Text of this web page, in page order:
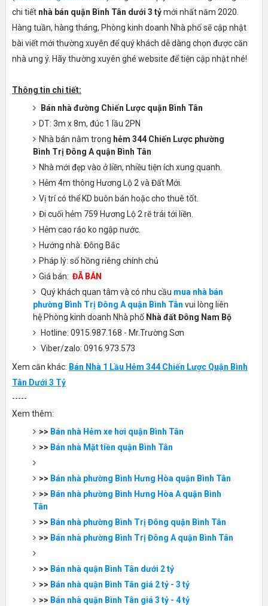
chi tiết nhà bán quận Bình Tân dưới 3 tỷmới nhất năm 2020.
Hàng tuần, hàng tháng, Phòng kinh doanh Nhà phố sẽ cập nhật
bài viết mới thường xuyên để quý khách dễ dàng chọn được căn
nhà ưng ý. Hãy thường xuyên ghé website để tiện cập nhật nhé!
Thông tin chi tiết:
Bán nhà đường Chiến Lược quận Bình Tân
DT: 3m x 8m, đúc 1 lầu 2PN
Nhà bán nằm trong hẻm 344 Chiến Lược phường
Bình Trị Đông A quận Bình Tân
Nhà mới đẹp vào ở liền, nhiều tiện ích xung quanh.
Hẻm 4m thông Hương Lộ 2 và Đất Mới.
Vị trí có thể KD buôn bán hoặc cho thuê tốt.
Đi cuối hẻm 759 Hương Lộ 2 rẽ trái tới liền.
Hẻm cao ráo ko ngập nước.
Hướng nhà: Đông Bắc
Pháp lý: sổ hồng riêng chính chủ
Giá bán: ĐÃ BÁN
Quý khách quan tâm và có nhu cầu mua nhà bán
phường Bình Trị Đông A quận Bình Tân vui lòng liên
hệ Phòng kinh doanh Nhà phố Nhà đất Đông Nam Bộ
Hotline: 0915.987.168 - Mr.Trường Sơn
Viber/zalo: 0916.973.573
Xem căn khác: Bán Nhà 1 Lầu Hẻm 344 Chiến Lược Quận Bình
Tân Dưới 3 Tỷ
-----
Xem thêm:
>> Bán nhà Hẻm xe hơi quận Bình Tân
>> Bán nhà Mặt tiền quận Bình Tân
>> Bán nhà phường Bình Hưng Hòa quận Bình Tân
>> Bán nhà phường Bình Hưng Hòa A quận Bình
Tân
>> Bán nhà phường Bình Trị Đông quận Bình Tân
>> Bán nhà phường Bình Trị Đông A quận Bình Tân
>> Bán nhà quận Bình Tân dưới 2 tỷ
>> Bán nhà quận Bình Tân giá 2 tỷ - 3 tỷ
>> Bán nhà quận Bình Tân giá 3 tỷ - 4 tỷ